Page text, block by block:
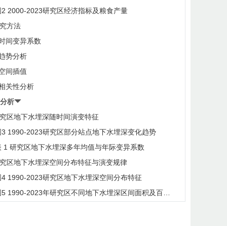
2 2000-2023研究区经济指标及粮食产量
方法
间变异系数
势分析
间插值
关性分析
析
区地下水埋深随时间演变特征
3 1990-2023研究区部分站点地下水埋深变化趋势
1 研究区地下水埋深多年均值与年际变异系数
区地下水埋深空间分布特征与演变规律
4 1990-2023研究区地下水埋深空间分布特征
5 1990-2023年研究区不同地下水埋深区间面积及百分